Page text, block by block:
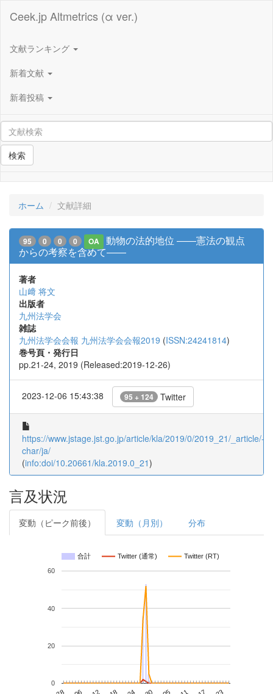
Ceek.jp Altmetrics (α ver.)
文献ランキング
新着文献
新着投稿
検索
ホーム 文献詳細
95 0 0 0 OA
動物の法的地位 ――憲法の観点
からの考察を含めて――
著者
山﨑 将文
出版者
九州法学会
雑誌
九州法学会会報 九州法学会会報2019 (ISSN:24241814)
巻号頁・発行日
pp.21-24, 2019 (Released:2019-12-26)
2023-12-06 15:43:38 95 + 124 Twitter
https://www.jstage.jst.go.jp/article/kla/2019/0/2019_21/_article/-
char/ja/
(info:doi/10.20661/kla.2019.0_21)
言及状況
変動（ピーク前後） 変動（月別） 分布
合計 Twitter (通常) Twitter (RT)
0
20
40
60